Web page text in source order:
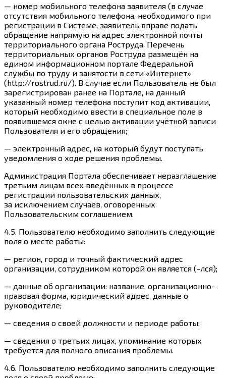
— номер мобильного телефона заявителя (в случае
отсутствия мобильного телефона, необходимого при
регистрации в Системе, заявитель вправе подать
обращение напрямую на адрес электронной почты
территориального органа Роструда. Перечень
территориальных органов Роструда размещён на
едином информационном портале Федеральной
службы по труду и занятости в сети «Интернет»
(http://rostrud.ru/). В случае если Пользователь не был
зарегистрирован ранее на Портале, на данный
указанный номер телефона поступит код активации,
который необходимо ввести в специальное поле в
появившемся окне с целью активации учётной записи
Пользователя и его обращения;
— электронный адрес, на который будут поступать
уведомления о ходе решения проблемы.
Администрация Портала обеспечивает неразглашение
третьим лицам всех введённых в процессе
регистрации пользовательских данных,
за исключением случаев, оговоренных
Пользовательским соглашением.
4.5. Пользователю необходимо заполнить следующие
поля о месте работы:
— регион, город и точный фактический адрес
организации, сотрудником которой он является (-лся);
— данные об организации: название, организационно-
правовая форма, юридический адрес, данные о
руководителе;
— сведения о своей должности и периоде работы;
— сведения о третьих лицах, упоминание которых
требуется для полного описания проблемы.
4.6. Пользователю необходимо заполнить следующие